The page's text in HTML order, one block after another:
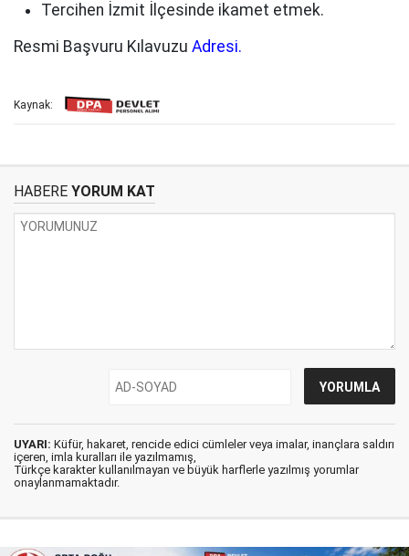
Tercihen İzmit İlçesinde ikamet etmek.
Resmi Başvuru Kılavuzu Adresi.
Kaynak:
HABERE YORUM KAT
UYARI: Küfür, hakaret, rencide edici cümleler veya imalar, inançlara saldırı
içeren, imla kuralları ile yazılmamış,
Türkçe karakter kullanılmayan ve büyük harflerle yazılmış yorumlar
onaylanmamaktadır.